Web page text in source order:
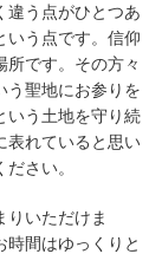
う点がひとつあ
いう点です。信仰
です。その方々
う聖地にお参りを
いう土地を守り続
表れていると思い
さい。
いただけま
間はゆっくりと